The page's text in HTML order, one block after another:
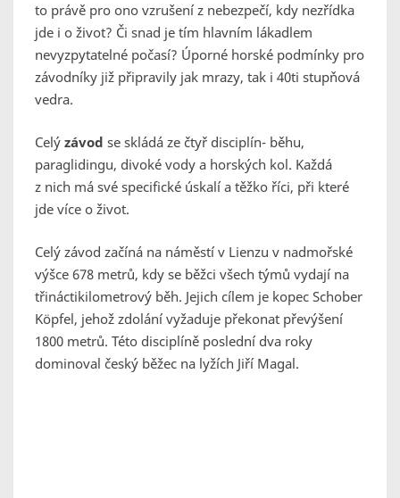
to právě pro ono vzrušení z nebezpečí, kdy nezřídka
jde i o život? Či snad je tím hlavním lákadlem
nevyzpytatelné počasí? Úporné horské podmínky pro
závodníky již připravily jak mrazy, tak i 40ti stupňová
vedra.
Celý závod se skládá ze čtyř disciplín- běhu,
paraglidingu, divoké vody a horských kol. Každá
z nich má své specifické úskalí a těžko říci, při které
jde více o život.
Celý závod začíná na náměstí v Lienzu v nadmořské
výšce 678 metrů, kdy se běžci všech týmů vydají na
třináctikilometrový běh. Jejich cílem je kopec Schober
Köpfel, jehož zdolání vyžaduje překonat převýšení
1800 metrů. Této disciplíně poslední dva roky
dominoval český běžec na lyžích Jiří Magal.